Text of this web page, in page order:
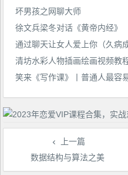
坏男孩之网聊大师
徐文兵梁冬对话《黄帝内经》
通过聊天让女人爱上你（久病
清坊水彩人物插画绘画视频教
笑来《写作课》丨普通人最容
上一篇
数据结构与算法之美